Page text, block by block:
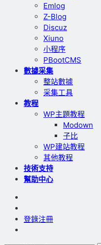
Emlog
Z-Blog
Discuz
Xiuno
小程序
PBootCMS
數據采集
整站數據
采集工具
教程
WP主題教程
Modown
子比
WP建站教程
其他教程
技術支持
幫助中心
登錄注冊